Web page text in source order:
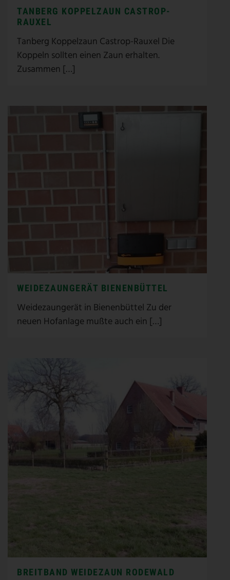
TANBERG KOPPELZAUN CASTROP-
RAUXEL
Tanberg Koppelzaun Castrop-Rauxel Die
Koppeln sollten einen Zaun erhalten.
Zusammen […]
WEIDEZAUNGERÄT BIENENBÜTTEL
Weidezaungerät in Bienenbüttel Zu der
neuen Hofanlage mußte auch ein […]
BREITBAND WEIDEZAUN RODEWALD